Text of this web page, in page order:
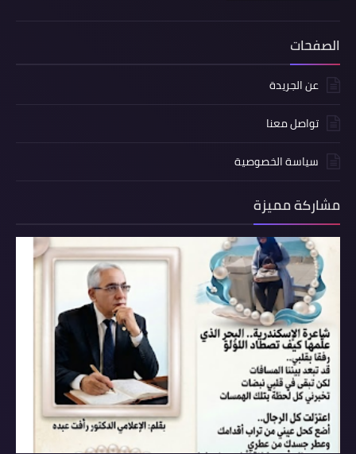
الصفحات
عن الجريدة
تواصل معنا
سياسة الخصوصية
مشاركة مميزة